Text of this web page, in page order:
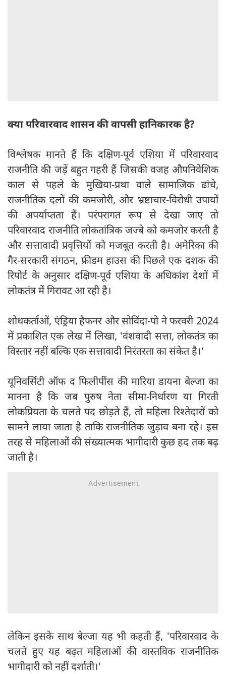
क्या परिवारवाद शासन की वापसी हानिकारक है?
विश्लेषक मानते हैं कि दक्षिण-पूर्व एशिया में परिवारवाद
राजनीति की जड़ें बहुत गहरी हैं जिसकी वजह औपनिवेशिक
काल से पहले के मुखिया-प्रथा वाले सामाजिक ढांचे,
राजनीतिक दलों की कमजोरी, और भ्रष्टाचार-विरोधी उपायों
की अपर्याप्तता हैं। परंपरागत रूप से देखा जाए तो
परिवारवाद राजनीति लोकतांत्रिक जज्बे को कमजोर करती है
और सत्तावादी प्रवृत्तियों को मजबूत करती है। अमेरिका की
गैर-सरकारी संगठन, फ्रीडम हाउस की पिछले एक दशक की
रिपोर्ट के अनुसार दक्षिण-पूर्व एशिया के अधिकांश देशों में
लोकतंत्र में गिरावट आ रही है।
शोधकर्ताओं, एंड्रिया हैफनर और सोविंदा-पो ने फरवरी 2024
में प्रकाशित एक लेख में लिखा, 'वंशवादी सत्ता, लोकतंत्र का
विस्तार नहीं बल्कि एक सत्तावादी निरंतरता का संकेत है।'
यूनिवर्सिटी ऑफ द फिलीपींस की मारिया डायना बेल्जा का
मानना है कि जब पुरुष नेता सीमा-निर्धारण या गिरती
लोकप्रियता के चलते पद छोड़ते हैं, तो महिला रिश्तेदारों को
सामने लाया जाता है ताकि राजनीतिक जुड़ाव बना रहे। इस
तरह से महिलाओं की संख्यात्मक भागीदारी कुछ हद तक बढ़
जाती है।
लेकिन इसके साथ बेल्जा यह भी कहती हैं, 'परिवारवाद के
चलते हुए यह बढ़त महिलाओं की वास्तविक राजनीतिक
भागीदारी को नहीं दर्शाती।'